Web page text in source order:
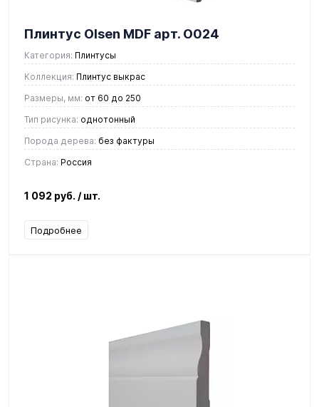
Плинтус Olsen MDF арт. О024
Категория: Плинтусы
Коллекция: Плинтус выкрас
Размеры, мм: от 60 до 250
Тип рисунка: однотонный
Порода дерева: без фактуры
Страна: Россия
1 092 руб. / шт.
Подробнее